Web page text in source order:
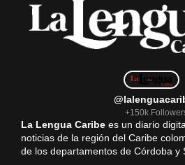
+150k
La Lengua Caribe es un diario
noticias de la región del Caribe
de los departamentos de Córdoba y